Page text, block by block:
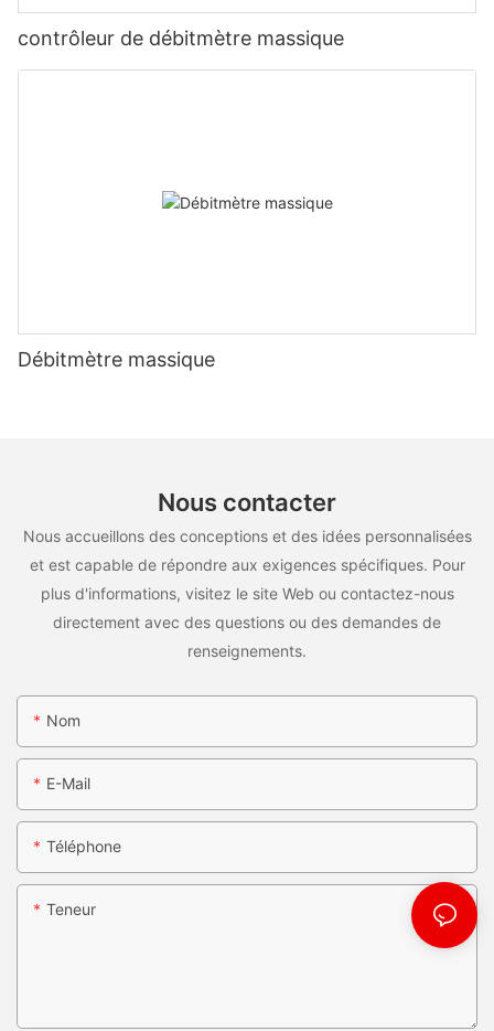
contrôleur de débitmètre massique
Débitmètre massique
Nous contacter
Nous accueillons des conceptions et des idées personnalisées
et est capable de répondre aux exigences spécifiques. Pour
plus d'informations, visitez le site Web ou contactez-nous
directement avec des questions ou des demandes de
renseignements.
Nom
E-Mail
Téléphone
Teneur